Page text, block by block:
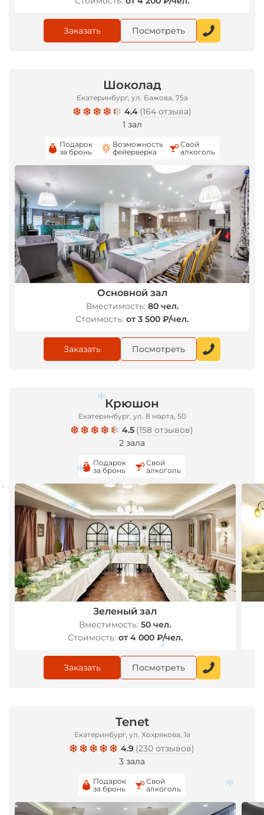
Заказать Посмотреть
Шоколад
Екатеринбург, ул. Бажова, 75а
4.4 (164 отзыва)
1 зал
Подарок
за бронь
Возможность
фейерверка
Свой
алкоголь
Основной зал
Вместимость: 80 чел.
Стоимость: от 3 500 ₽/чел.
Заказать Посмотреть
Крюшон
Екатеринбург, ул. 8 марта, 50
4.5 (158 отзывов)
2 зала
Подарок
за бронь
Свой
алкоголь
Зеленый зал
Вместимость: 50 чел.
Стоимость: от 4 000 ₽/чел.
Заказать Посмотреть
Tenet
Екатеринбург, ул. Хохрякова, 1а
4.9 (230 отзывов)
3 зала
Подарок
за бронь
Свой
алкоголь
*
* *
*